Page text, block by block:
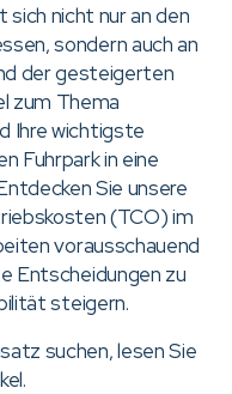
nicht nur an den
sondern auch an
der gesteigerten
zum Thema
Ihre wichtigste
Fuhrpark in eine
Sie unsere
(TCO) im
vorausschauend
Entscheidungen zu
steigern.
suchen, lesen Sie